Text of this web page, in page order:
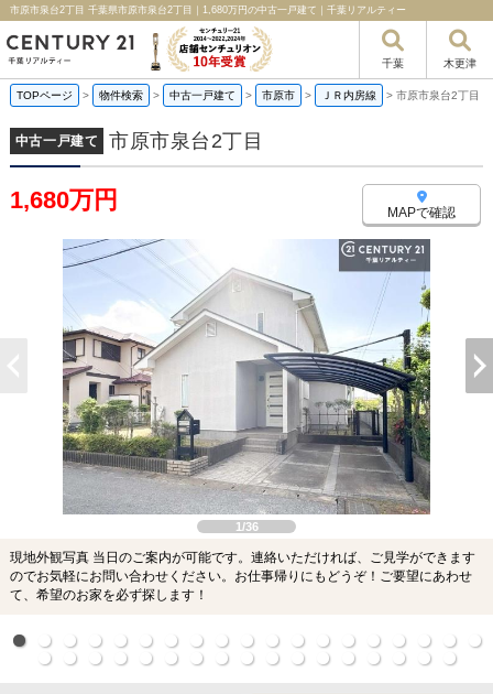
市原市泉台2丁目 千葉県市原市泉台2丁目｜1,680万円の中古一戸建て｜千葉リアルティー
千葉 木更津
TOPページ > 物件検索 > 中古一戸建て > 市原市 > ＪＲ内房線 > 市原市泉台2丁目
中古一戸建て 市原市泉台2丁目
1,680万円 MAPで確認
1/36
現地外観写真 当日のご案内が可能です。連絡いただければ、ご見学ができます
のでお気軽にお問い合わせください。お仕事帰りにもどうぞ！ご要望にあわせ
て、希望のお家を必ず探します！